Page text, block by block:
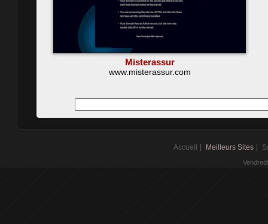
Misterassur
www.misterassur.com
Accueil Meilleurs Sites